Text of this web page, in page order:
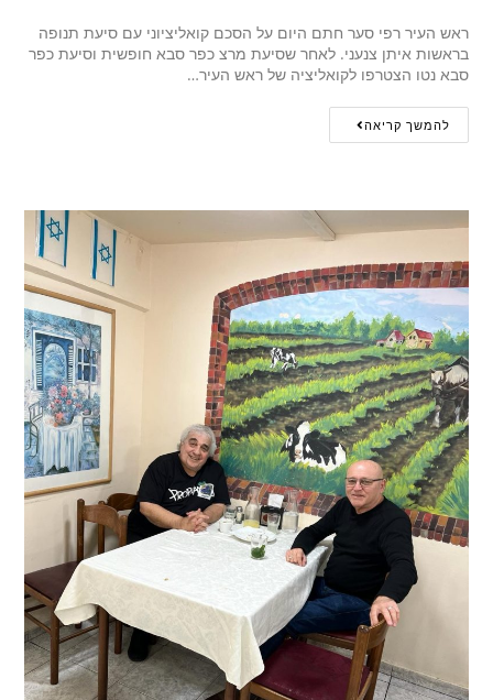
ראש העיר רפי סער חתם היום על הסכם קואליציוני עם סיעת תנופה
בראשות איתן צנעני. לאחר שסיעת מרצ כפר סבא חופשית וסיעת כפר
סבא נטו הצטרפו לקואליציה של ראש העיר…
להמשך קריאה